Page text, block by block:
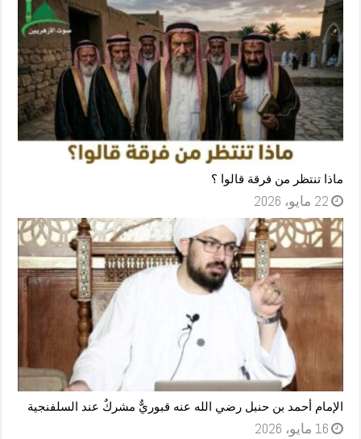
ماذا تنتظر من فرقة قالوا ؟
22 مايو، 2026
الإمام أحمد بن حنبل رضي الله عنه قبوريٌّ مشركٌ عند السلفنجية
16 مايو، 2026